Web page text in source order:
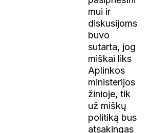
mui ir
diskusijoms
buvo
sutarta, jog
miškai liks
Aplinkos
ministerijos
žinioje, tik
už miškų
politiką bus
atsakingas